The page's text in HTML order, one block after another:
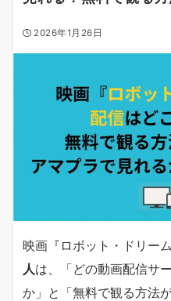
2026年1月26日
映画『ロボット・ドリー
人は、「どの動画配信サ
か」と「無料で観る方法